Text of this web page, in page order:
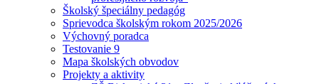
Školský špeciálny pedagóg
Sprievodca školským rokom 2025/2026
Výchovný poradca
Testovanie 9
Mapa školských obvodov
Projekty a aktivity